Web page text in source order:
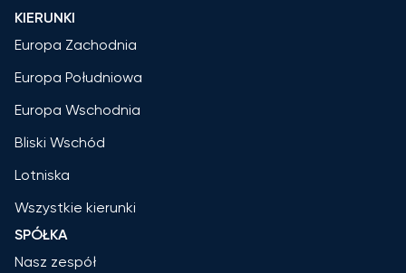
KIERUNKI
Europa Zachodnia
Europa Południowa
Europa Wschodnia
Bliski Wschód
Lotniska
Wszystkie kierunki
SPÓŁKA
Nasz zespół